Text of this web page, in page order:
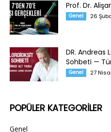
Prof. Dr.
Genel 26
DR. Andreas
Sohbeti —
Genel 27
POPÜLER KATEGORİLER
Genel